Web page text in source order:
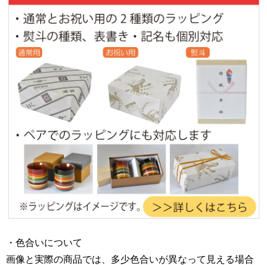
・色合いについて
画像と実際の商品では、多少色合いが異なって見える場合